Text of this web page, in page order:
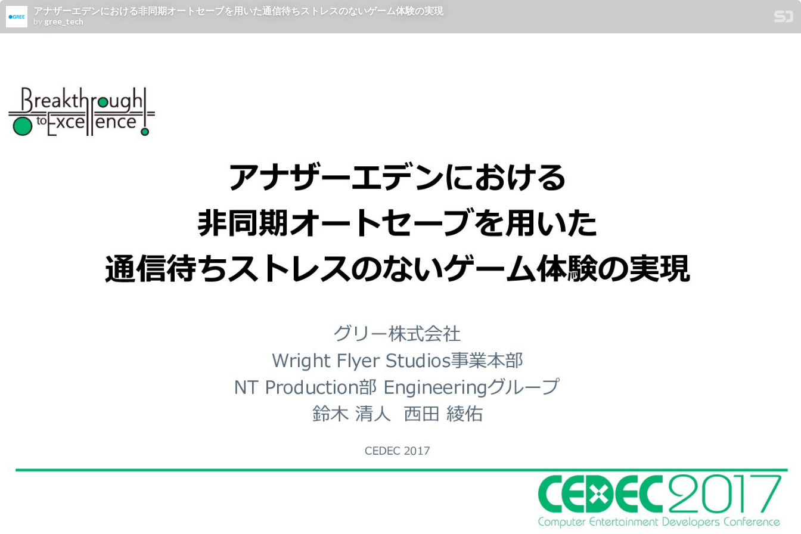
アナザーエデンにおける非同期オートセーブを用いた通信待ちストレスのないゲーム体験の実現
by gree_tech